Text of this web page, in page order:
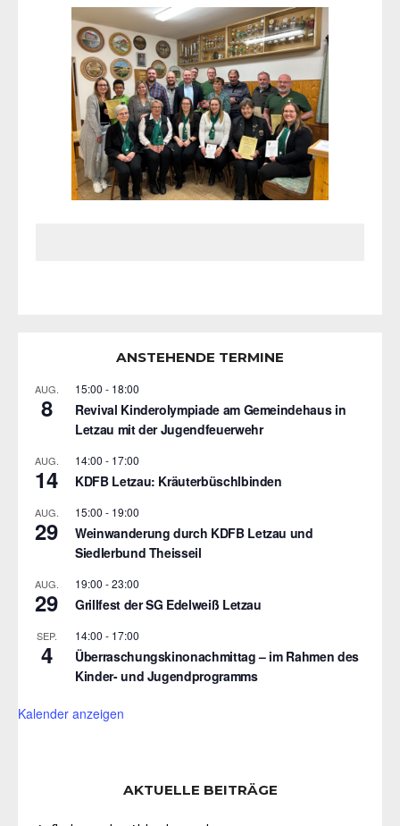
ANSTEHENDE TERMINE
AUG.
8
15:00 - 18:00
Revival Kinderolympiade am Gemeindehaus in
Letzau mit der Jugendfeuerwehr
AUG.
14
14:00 - 17:00
KDFB Letzau: Kräuterbüschlbinden
AUG.
29
15:00 - 19:00
Weinwanderung durch KDFB Letzau und
Siedlerbund Theisseil
AUG.
29
19:00 -23:00
Grillfest der SG Edelweiß Letzau
SEP.
4
14:00 - 17:00
Überraschungskinonachmittag – im Rahmen des
Kinder- und Jugendprogramms
Kalender anzeigen
AKTUELLE BEITRÄGE